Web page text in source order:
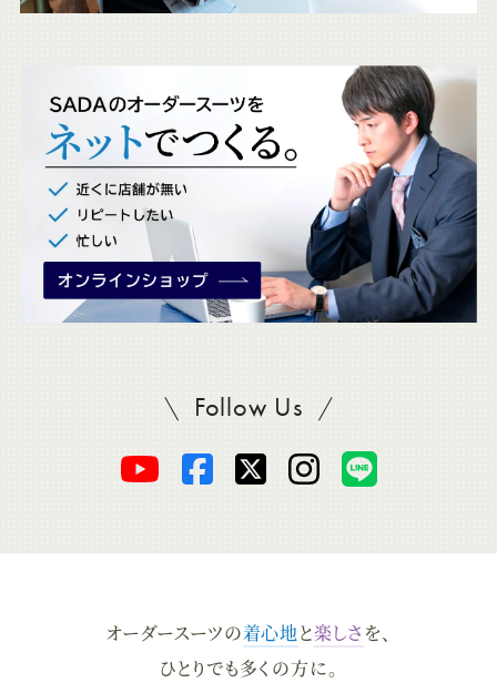
ェ
Follow UsSADAをフォロー
オ
ー
オ
ー
オ
ー
オ
ー
オーダースーツの着心地と楽しさ を、
ひとりでも多くの方に。